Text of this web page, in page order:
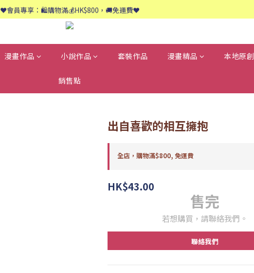
📱歡迎WhatsApp查詢：9558 8661
❤️會員專享：🛍購物滿💰HK$800，🚚免運費❤️
📱歡迎WhatsApp查詢：9558 8661
漫畫作品 小說作品 套裝作品 漫畫精品 本地原創
銷售點
出自喜歡的相互擁抱
全店，購物滿$800, 免運費
HK$43.00
售完
若想購買，請聯絡我們。
聯絡我們